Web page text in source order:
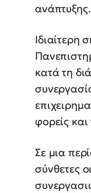
ανάπτυξης.
κατά τη
φορείς
Σε μια
σύνθετες